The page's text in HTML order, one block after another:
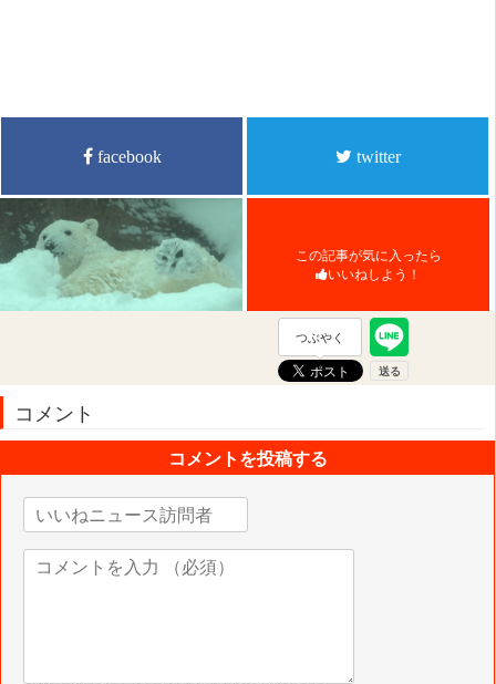
facebook twitter
この記事が気に入ったら
いいねしよう！
つぶやく
コメント
コメントを投稿する